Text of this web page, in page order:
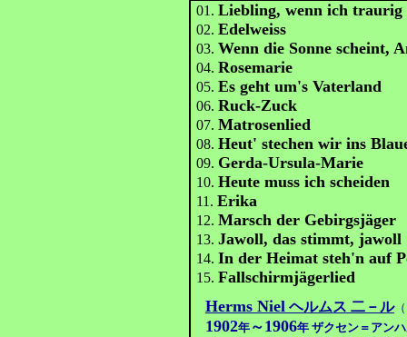
01.Liebling, wenn ich traurig
02.Edelweiss
03.Wenn die Sonne scheint,
04.Rosemarie
05.Es geht um's Vaterland
06. Ruck-Zuck
07.Matrosenlied
08.Heut' stechen wir ins
09. Gerda-Ursula-Marie
10.Heute muss ich scheiden
11.Erika
12.Marsch der Gebirgsjäger
13.Jawoll, das stimmt, jawoll
14.In der Heimat steh'n auf
15.Fallschirmjägerlied
Herms Niel ヘルムス 二－ル（
1902年 ～1906年 ザクセン＝アン